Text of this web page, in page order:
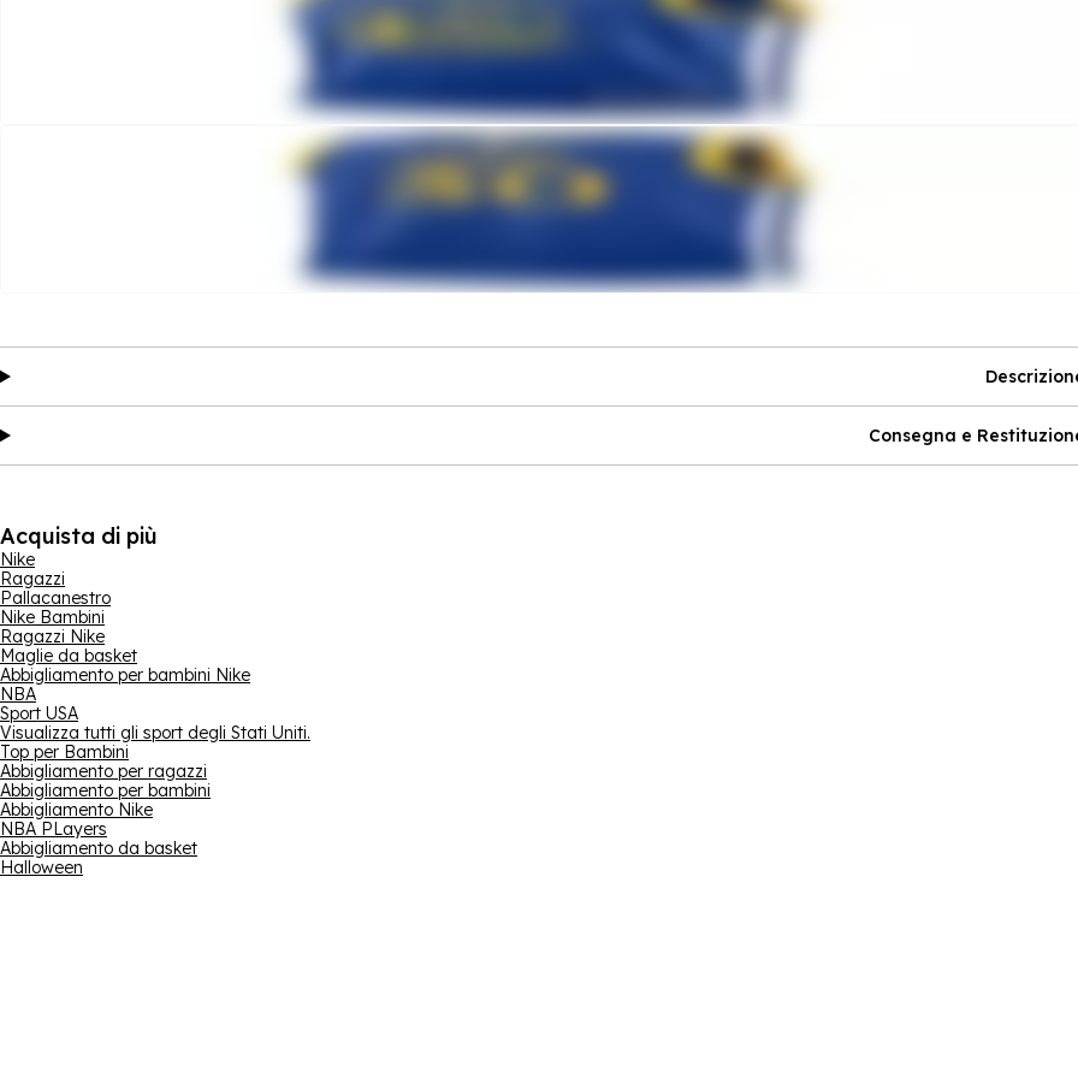
Consegna e
Acquista di più
Nike
Ragazzi
Pallacanestro
Nike Bambini
Ragazzi Nike
Maglie da basket
Abbigliamento per bambini Nike
NBA
Sport USA
Visualizza tutti gli sport degli Stati Uniti.
Top per Bambini
Abbigliamento per ragazzi
Abbigliamento per bambini
Abbigliamento Nike
NBA PLayers
Abbigliamento da basket
Halloween